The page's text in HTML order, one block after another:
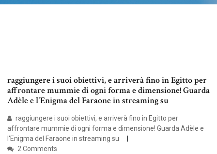
raggiungere i suoi obiettivi, e arriverà fino in Egitto per
affrontare mummie di ogni forma e dimensione! Guarda
Adèle e l'Enigma del Faraone in streaming su
raggiungere i suoi obiettivi, e arriverà fino in Egitto per
affrontare mummie di ogni forma e dimensione! Guarda Adèle e
l'Enigma del Faraone in streaming su
2 Comments